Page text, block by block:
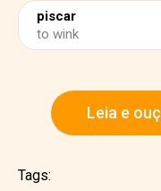
piscar
to wink
Leia e
Tags: